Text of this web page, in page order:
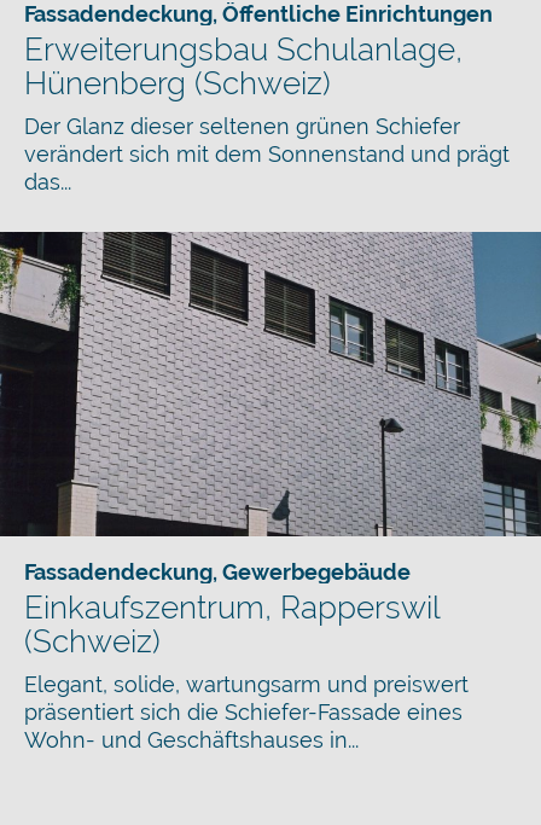
Fassadendeckung,Öffentliche Einrichtungen
Erweiterungsbau Schulanlage,
Hünenberg (Schweiz)
Der Glanz dieser seltenen grünen Schiefer
verändert sich mit dem Sonnenstand und prägt
das...
Fassadendeckung,Gewerbegebäude
Einkaufszentrum, Rapperswil
(Schweiz)
Elegant, solide, wartungsarm und preiswert
präsentiert sich die Schiefer-Fassade eines
Wohn- und Geschäftshauses in...